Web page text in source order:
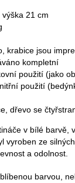
21 cm
krabice jsou
kompletní
použití (jako
použití
dřevo se
v bílé barvě,
vyroben ze
a odolnost.
barvou,